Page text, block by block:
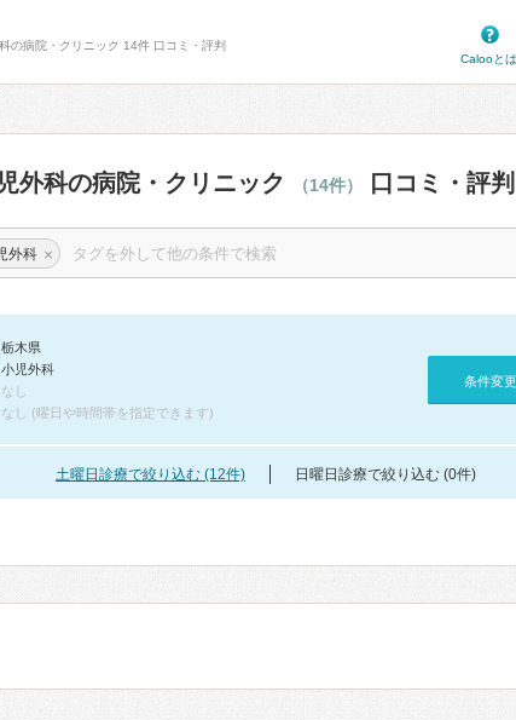
の病院・クリニック 14件 口コミ・評判
Calooとは
外科の病院・クリニック （14件） 口コミ・評判
外科 ×
栃木県
小児外科
なし
なし (曜日や時間帯を指定できます)
条件変
土曜日診療で絞り込む (12件) 日曜日診療で絞り込む (0件)